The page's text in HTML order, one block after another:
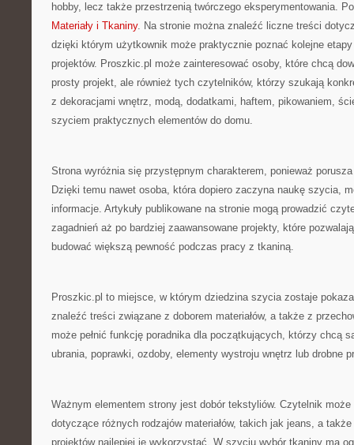
hobby, lecz także przestrzenią twórczego eksperymentowania.
Materiały i Tkaniny. Na stronie można znaleźć liczne treści
dzięki którym użytkownik może praktycznie poznać kolejne etapy
projektów. Proszkic.pl może zainteresować osoby, które chcą
prosty projekt, ale również tych czytelników, którzy szukają
z dekoracjami wnętrz, modą, dodatkami, haftem, pikowaniem,
szyciem praktycznych elementów do domu.
Strona wyróżnia się przystępnym charakterem, ponieważ
Dzięki temu nawet osoba, która dopiero zaczyna naukę szycia,
informacje. Artykuły publikowane na stronie mogą prowadzić
zagadnień aż po bardziej zaawansowane projekty, które
budować większą pewność podczas pracy z tkaniną.
Proszkic.pl to miejsce, w którym dziedzina szycia zostaje
znaleźć treści związane z doborem materiałów, a także z
może pełnić funkcję poradnika dla początkujących, którzy chcą
ubrania, poprawki, ozdoby, elementy wystroju wnętrz lub drobne
Ważnym elementem strony jest dobór tekstyliów. Czytelnik
dotyczące różnych rodzajów materiałów, takich jak jeans, a
projektów najlepiej je wykorzystać. W szyciu wybór tkaniny ma